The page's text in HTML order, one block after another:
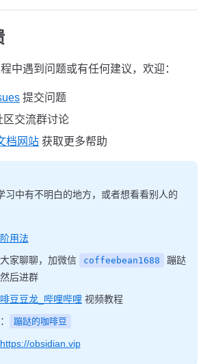
中遇到问题或有任何建议，欢迎：
提交问题
区交流群讨论
档网站 获取更多帮助
习中有不明白的地方，或者想看看别人的
用法
家聊聊，加微信
coffeebean1688
蹦跶
后进群
豆豆龙_哔哩哔哩 视频教程
蹦跶的咖啡豆
https://obsidian.vip